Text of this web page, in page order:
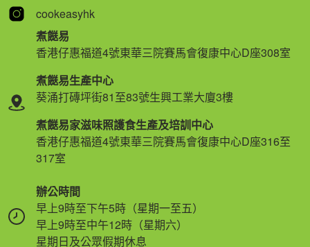
cookeasyhk
煮餸易
香港仔惠福道4號東華三院賽馬會復康中心D座308室
煮餸易生產中心
葵涌打磚坪街81至83號生興工業大廈3樓
煮餸易家滋味照護食生產及培訓中心
香港仔惠福道4號東華三院賽馬會復康中心D座316至
317室
辦公時間
早上9時至下午5時（星期一至五）
早上9時至中午12時（星期六）
星期日及公眾假期休息